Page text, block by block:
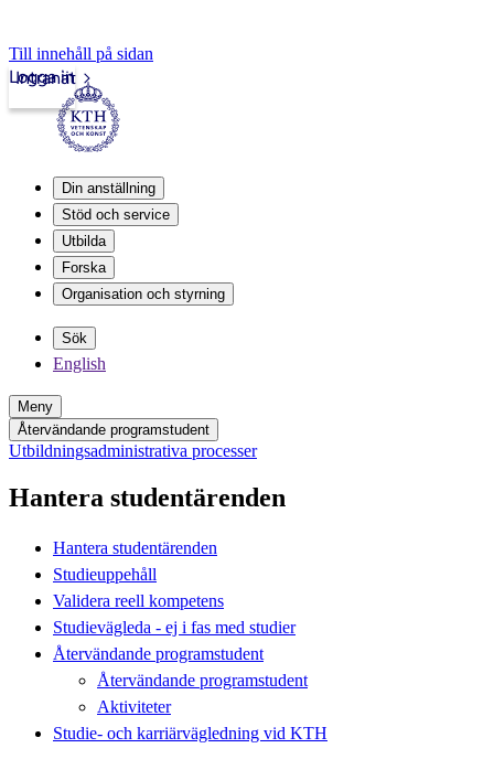
Till innehåll på sidan
Intranät
Logga in
Din anställning
Stöd och service
Utbilda
Forska
Organisation och styrning
Sök
English
Meny
Återvändande programstudent
Utbildningsadministrativa processer
Hantera studentärenden
Hantera studentärenden
Studieuppehåll
Validera reell kompetens
Studievägleda - ej i fas med studier
Återvändande programstudent
Återvändande programstudent
Aktiviteter
Studie- och karriärvägledning vid KTH